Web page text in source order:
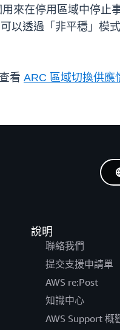
用來在停用區域中停止
以透過「非平穩」模
看 ARC 區域切換供應
說明
聯絡我們
提交支援申請單
AWS re:Post
知識中心
AWS Support 概